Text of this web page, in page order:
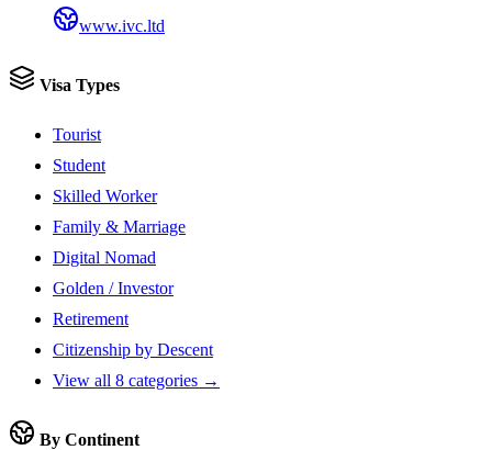
www.ivc.ltd
Visa Types
Tourist
Student
Skilled Worker
Family & Marriage
Digital Nomad
Golden / Investor
Retirement
Citizenship by Descent
View all 8 categories →
By Continent